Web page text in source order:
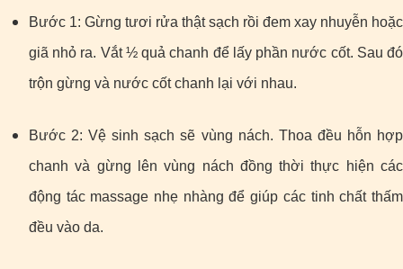
Bước 1: Gừng tươi rửa thật sạch rồi đem xay nhuyễn hoặc
giã nhỏ ra. Vắt ½ quả chanh để lấy phần nước cốt. Sau đó
trộn gừng và nước cốt chanh lại với nhau.
Bước 2: Vệ sinh sạch sẽ vùng nách. Thoa đều hỗn hợp
chanh và gừng lên vùng nách đồng thời thực hiện các
động tác massage nhẹ nhàng để giúp các tinh chất thấm
đều vào da.